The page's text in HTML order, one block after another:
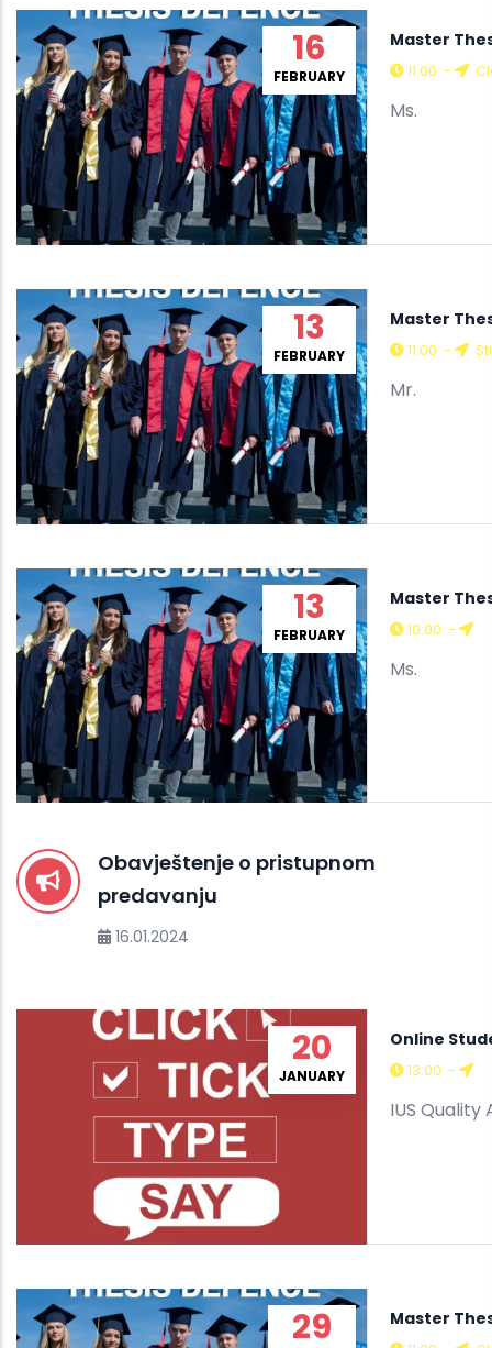
16
FEBRUARY
Master
11:00 -
Ms.
13
FEBRUARY
Master
11:00 -
Mr.
13
FEBRUARY
Master
10:00 -
Ms.
Obavještenje o pristupnom
predavanju
16.01.2024
20
JANUARY
Online
13:00 -
IUS
29 Master